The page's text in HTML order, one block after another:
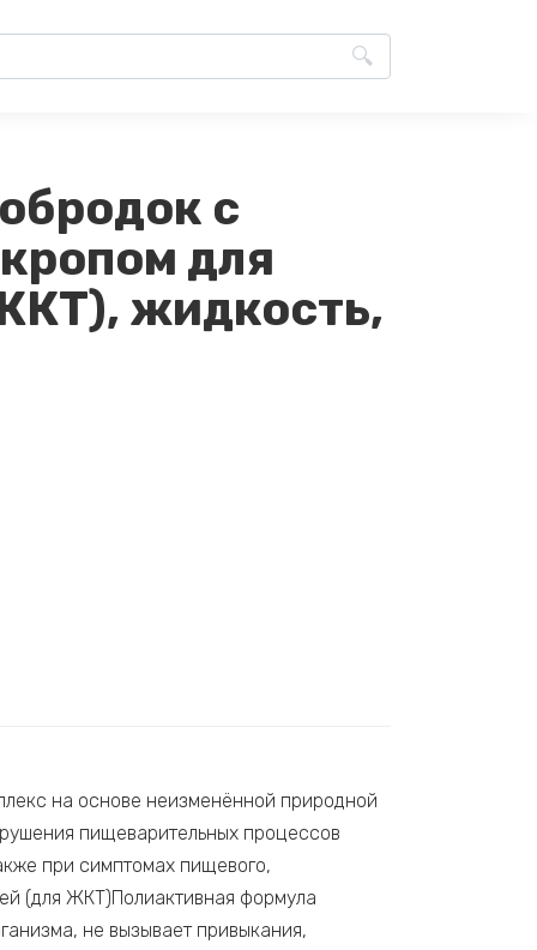
с
для
жидкость,
на основе неизменённой природной
пищеварительных процессов
при симптомах пищевого,
(для ЖКТ)Полиактивная формула
не вызывает привыкания,